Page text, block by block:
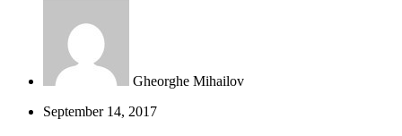
Gheorghe Mihailov
September 14, 2017